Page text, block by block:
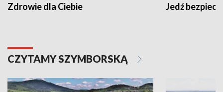
Zdrowie dla Ciebie Jedź
CZYTAMY SZYMBORSKĄ